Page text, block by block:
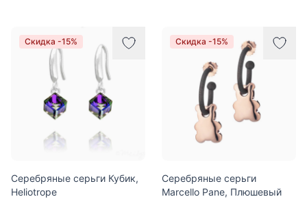
Скидка -15%
Серебряные серьги Кубик,
Heliotrope
Скидка -15%
Серебряные серьги
Marcello Pane, Плюшевый